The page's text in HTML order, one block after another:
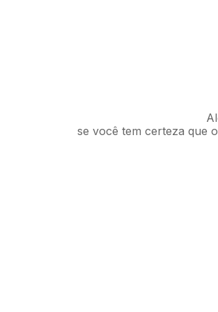
se você tem certeza que